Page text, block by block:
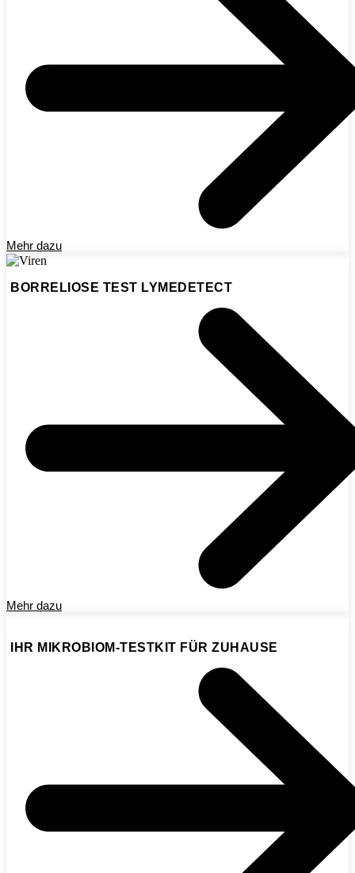
Mehr dazu
BORRELIOSE TEST LYMEDETECT
Mehr dazu
IHR MIKROBIOM-TESTKIT FÜR ZUHAUSE